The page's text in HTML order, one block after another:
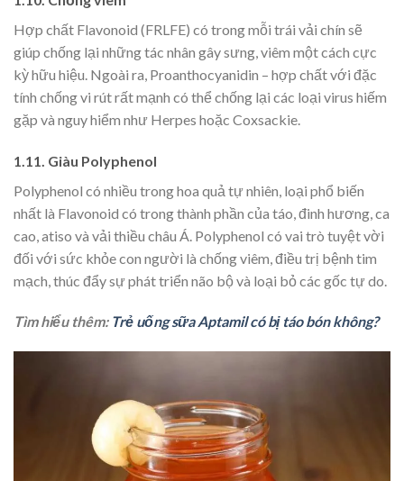
Hợp chất Flavonoid (FRLFE) có trong mỗi trái vải chín sẽ
giúp chống lại những tác nhân gây sưng, viêm một cách cực
kỳ hữu hiệu. Ngoài ra, Proanthocyanidin – hợp chất với đặc
tính chống vi rút rất mạnh có thể chống lại các loại virus hiếm
gặp và nguy hiểm như Herpes hoặc Coxsackie.
1.11. Giàu Polyphenol
Polyphenol có nhiều trong hoa quả tự nhiên, loại phổ biến
nhất là Flavonoid có trong thành phần của táo, đinh hương, ca
cao, atiso và vải thiều châu Á. Polyphenol có vai trò tuyệt vời
đối với sức khỏe con người là chống viêm, điều trị bệnh tim
mạch, thúc đẩy sự phát triển não bộ và loại bỏ các gốc tự do.
Tìm hiểu thêm: Trẻ uống sữa Aptamil có bị táo bón không?